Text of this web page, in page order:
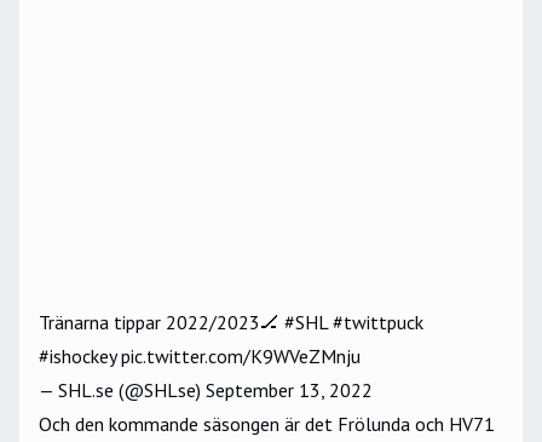
Tränarna tippar 2022/2023🏒 #SHL #twittpuck
#ishockey pic.twitter.com/K9WVeZMnju
— SHL.se (@SHLse) September 13, 2022
Och den kommande säsongen är det Frölunda och HV71